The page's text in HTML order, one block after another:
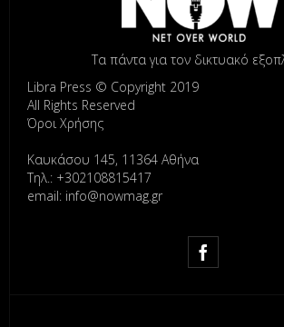
Τα πάντα για τον δικτυακό
Libra Press © Copyright 2019
All Rights Reserved
Όροι Χρήσης
Καυκάσου 145, 11364 Αθήνα
Τηλ.: +302108815417
email: info@nowmag.gr